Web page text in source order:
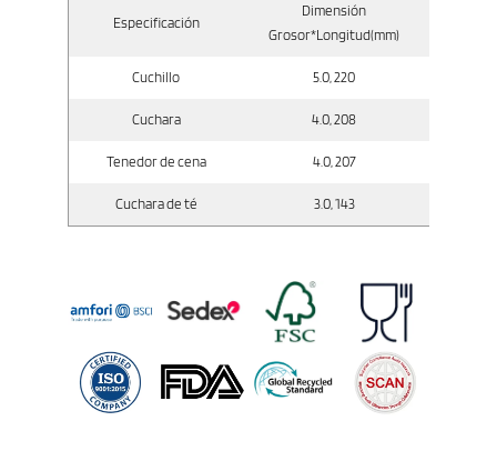
Especificación
Dimensión
Grosor*Longitud(mm)
Cuchillo 5.0, 220
Cuchara 4.0, 208
Tenedor de cena 4.0, 207
Cuchara de té 3.0, 143